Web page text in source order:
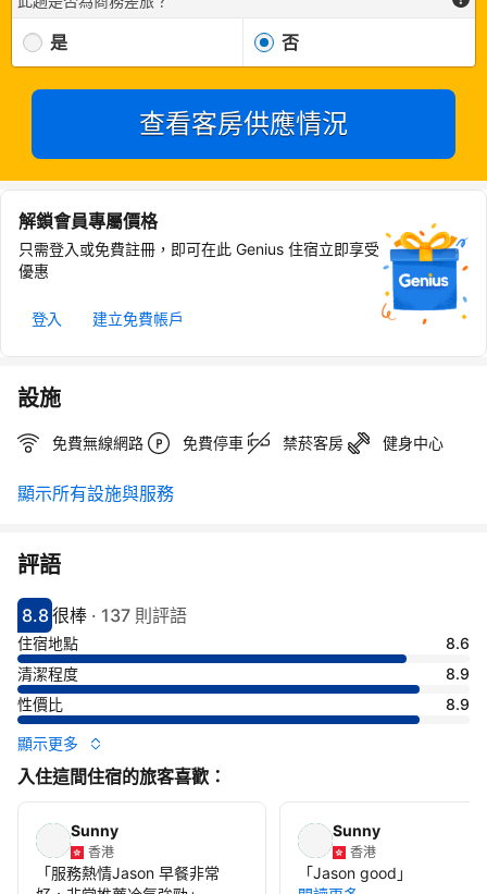
是 否
查看客房供應情況
解鎖會員專屬價格
只需登入或免費註冊，即可在此 Genius 住宿立即享受
優惠
登入 建立免費帳戶
設施
免費無線網路 免費停車 禁菸客房 健身中心
顯示所有設施與服務
評語
分數8.8分
8.8
評比很棒
很棒 · 137 則評語
住宿地點
8.6
清潔程度
8.9
性價比
8.9
顯示更多
入住這間住宿的旅客喜歡：
Sunny
香港
「服務熱情Jason 早餐非常
Sunny
香港
「Jason good 」